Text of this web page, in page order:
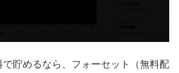
貯めるなら、 フォーセット（無料配